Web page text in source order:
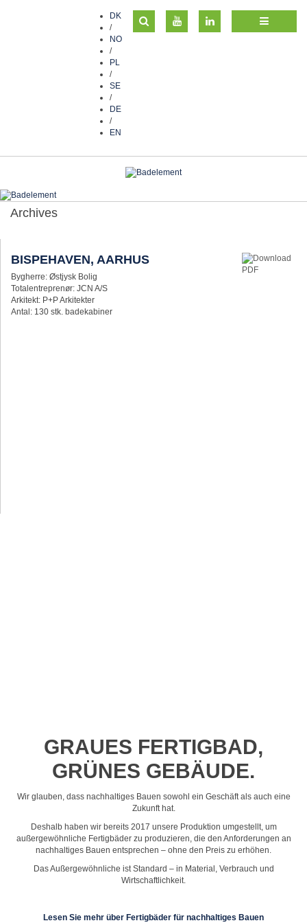
DK
/
NO
/
PL
/
SE
/
DE
/
EN
Archives
BISPEHAVEN, AARHUS
Bygherre: Østjysk Bolig
Totalentreprenør: JCN A/S
Arkitekt: P+P Arkitekter
Antal: 130 stk. badekabiner
GRAUES FERTIGBAD,
GRÜNES GEBÄUDE.
Wir glauben, dass nachhaltiges Bauen sowohl ein Geschäft als auch eine
Zukunft hat.
Deshalb haben wir bereits 2017 unsere Produktion umgestellt, um
außergewöhnliche Fertigbäder zu produzieren, die den Anforderungen an
nachhaltiges Bauen entsprechen – ohne den Preis zu erhöhen.
Das Außergewöhnliche ist Standard – in Material, Verbrauch und
Wirtschaftlichkeit.
Lesen Sie mehr über Fertigbäder für nachhaltiges Bauen